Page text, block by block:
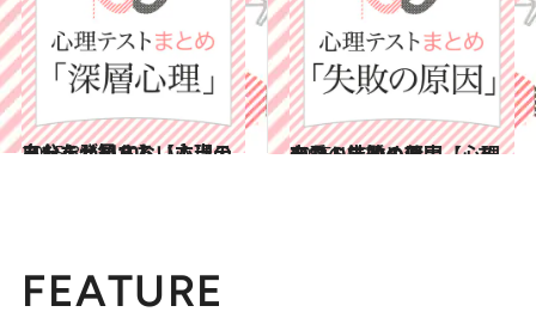
2015.8.21
あなたが知らない本当の自分を発見する【心理テストまとめ10】
占い 2015.12.30
恋愛・結婚・仕事……あなたの失敗の原因【心理テストまとめ7】
占い
FEATURE